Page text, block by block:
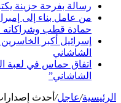
رسالة بفرحة حزينة
من عامل بناء إلى
حمادة قطب وشراكاته
إسرائيل أكبر
الشاشاني
اتفاق حماس في لعبة
الشاشاني”
الرئيسية/عاجل/ أحدث